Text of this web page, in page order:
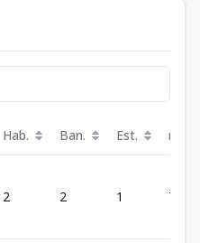
Hab. Ban. Est. m²
2 2 1 77.8